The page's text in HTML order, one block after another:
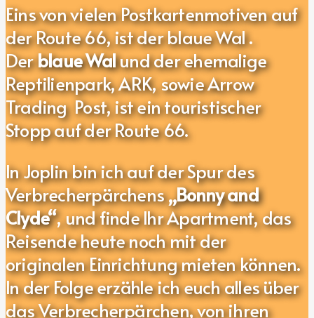
Eins von vielen Postkartenmotiven auf
der Route 66, ist der blaue Wal .
Derblaue Walund der ehemalige
Reptilienpark, ARK, sowie Arrow
Trading Post, ist ein touristischer
Stopp auf der Route 66.
In Joplin bin ich auf der Spur des
Verbrecherpärchens„Bonny and
Clyde“, und finde Ihr Apartment, das
Reisende heute noch mit der
originalen Einrichtung mieten können.
In der Folge erzähle ich euch alles über
das Verbrecherpärchen, von ihren